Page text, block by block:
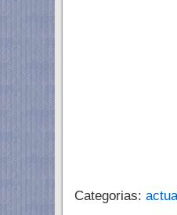
Categorias: